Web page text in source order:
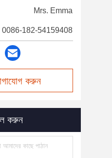
Mrs. Emma
0086-182-54159408
করুন
করুন